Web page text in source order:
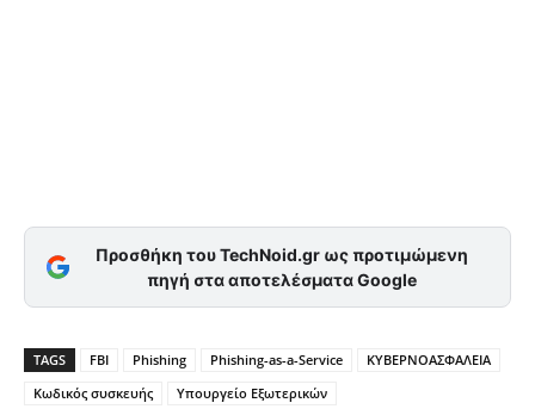
Προσθήκη του TechNoid.gr ως προτιμώμενη
πηγή στα αποτελέσματα Google
TAGS FBI Phishing Phishing-as-a-Service
ΚΥΒΕΡΝΟΑΣΦΑΛΕΙΑ
Κωδικός συσκευής
Υπουργείο Εξωτερικών